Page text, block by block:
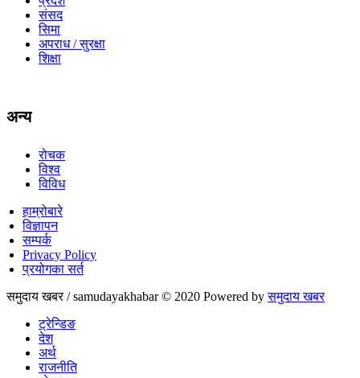
संसद
सिमा
अपराध / सुरक्षा
शिक्षा
अन्य
रोचक
विश्व
विविध
हाम्रोबारे
विज्ञापन
सम्पर्क
Privacy Policy
प्रयोगका सर्त
समुदाय खबर / samudayakhabar © 2020 Powered byसमुदाय खबर
ट्रेन्डिङ
देश
अर्थ
राजनीति